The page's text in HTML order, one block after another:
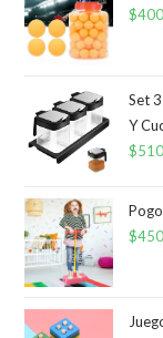
$
Set
Y
$
$